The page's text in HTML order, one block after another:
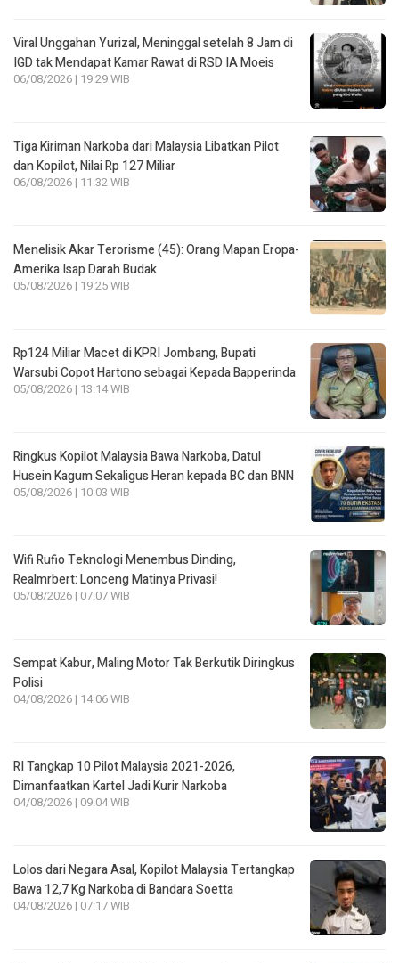
Viral Unggahan Yurizal, Meninggal setelah 8 Jam di
IGD tak Mendapat Kamar Rawat di RSD IA Moeis
06/08/2026 | 19:29 WIB
Tiga Kiriman Narkoba dari Malaysia Libatkan Pilot
dan Kopilot, Nilai Rp 127 Miliar
06/08/2026 | 11:32 WIB
Menelisik Akar Terorisme (45): Orang Mapan Eropa-
Amerika Isap Darah Budak
05/08/2026 | 19:25 WIB
Rp124 Miliar Macet di KPRI Jombang, Bupati
Warsubi Copot Hartono sebagai Kepada Bapperinda
05/08/2026 | 13:14 WIB
Ringkus Kopilot Malaysia Bawa Narkoba, Datul
Husein Kagum Sekaligus Heran kepada BC dan BNN
05/08/2026 | 10:03 WIB
Wifi Rufio Teknologi Menembus Dinding,
Realmrbert: Lonceng Matinya Privasi!
05/08/2026 | 07:07 WIB
Sempat Kabur, Maling Motor Tak Berkutik Diringkus
Polisi
04/08/2026 | 14:06 WIB
RI Tangkap 10 Pilot Malaysia 2021-2026,
Dimanfaatkan Kartel Jadi Kurir Narkoba
04/08/2026 | 09:04 WIB
Lolos dari Negara Asal, Kopilot Malaysia Tertangkap
Bawa 12,7 Kg Narkoba di Bandara Soetta
04/08/2026 | 07:17 WIB